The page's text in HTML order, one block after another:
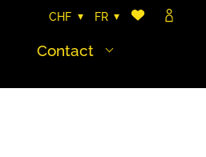
CHF FR
Contact